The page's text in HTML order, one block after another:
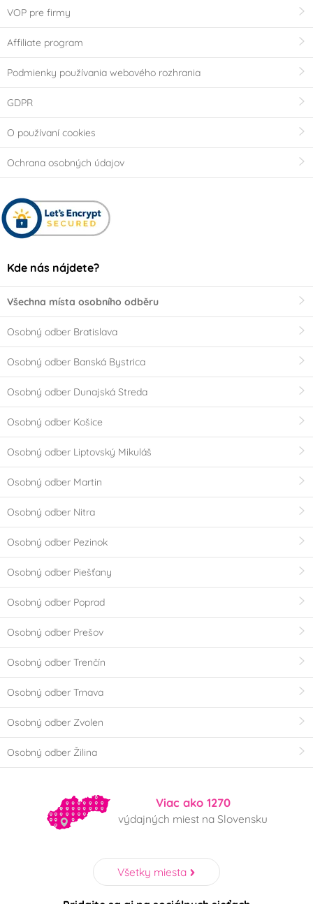
VOP pre firmy
Affiliate program
Podmienky používania webového rozhrania
GDPR
O používaní cookies
Ochrana osobných údajov
Kde nás nájdete?
Všechna místa osobního odběru
Osobný odber Bratislava
Osobný odber Banská Bystrica
Osobný odber Dunajská Streda
Osobný odber Košice
Osobný odber Liptovský Mikuláš
Osobný odber Martin
Osobný odber Nitra
Osobný odber Pezinok
Osobný odber Piešťany
Osobný odber Poprad
Osobný odber Prešov
Osobný odber Trenčín
Osobný odber Trnava
Osobný odber Zvolen
Osobný odber Žilina
Viac ako 1270
výdajných miest na Slovensku
Všetky miesta